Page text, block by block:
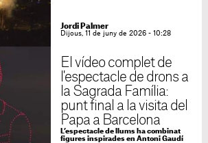
Jordi Palmer
Dijous, 11 de juny de 2026 - 10:28
El vídeo complet de
l'espectacle de drons a
la Sagrada Família:
punt final a la visita del
Papa a Barcelona
L’espectacle de llums ha combinat
figures inspirades en Antoni Gaudí